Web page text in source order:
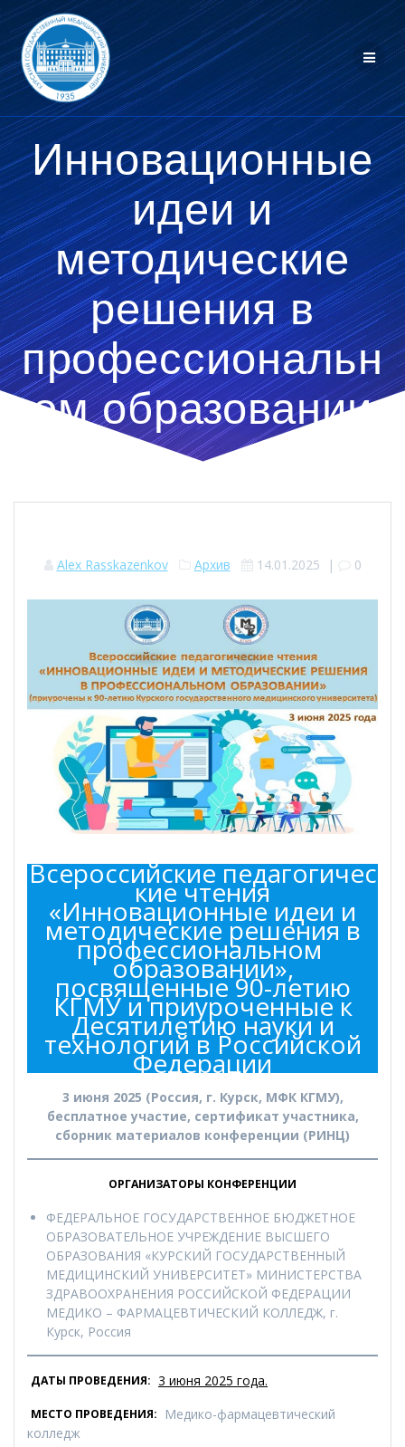
Перейти
к
контенту
Инновационные
идеи и
методические
решения в
профессиональн
ом образовании
Alex Rasskazenkov Архив 14.01.2025 | 0
Всероссийские педагогичес
кие чтения
«Инновационные идеи и
методические решения в
профессиональном
образовании»,
посвященные 90-летию
КГМУ и приуроченные к
Десятилетию науки и
технологий в Российской
Федерации
3 июня 2025 (Россия, г. Курск, МФК КГМУ),
бесплатное участие, сертификат участника,
сборник материалов конференции (РИНЦ)
ОРГАНИЗАТОРЫ КОНФЕРЕНЦИИ
ФЕДЕРАЛЬНОЕ ГОСУДАРСТВЕННОЕ БЮДЖЕТНОЕ
ОБРАЗОВАТЕЛЬНОЕ УЧРЕЖДЕНИЕ ВЫСШЕГО
ОБРАЗОВАНИЯ «КУРСКИЙ ГОСУДАРСТВЕННЫЙ
МЕДИЦИНСКИЙ УНИВЕРСИТЕТ» МИНИСТЕРСТВА
ЗДРАВООХРАНЕНИЯ РОССИЙСКОЙ ФЕДЕРАЦИИ
МЕДИКО – ФАРМАЦЕВТИЧЕСКИЙ КОЛЛЕДЖ, г.
Курск, Россия
ДАТЫ ПРОВЕДЕНИЯ: 3 июня 2025 года.
МЕСТО ПРОВЕДЕНИЯ:
Медико-фармацевтический
колледж